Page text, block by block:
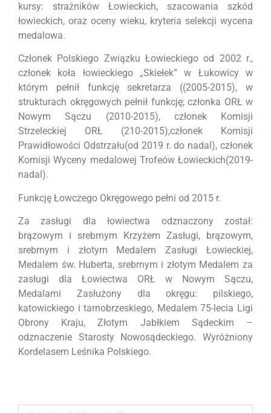
kursy: strażników Łowieckich, szacowania szkód
łowieckich, oraz oceny wieku, kryteria selekcji wycena
medalowa.
Członek Polskiego Związku Łowieckiego od 2002 r.,
członek koła łowieckiego „Skiełek” w Łukowicy w
którym pełnił funkcję sekretarza ((2005-2015), w
strukturach okręgowych pełnił funkcję; członka ORŁ w
Nowym Sączu (2010-2015), członek Komisji
Strzeleckiej ORŁ (210-2015),członek Komisji
Prawidłowości Odstrzału(od 2019 r. do nadal), członek
Komisji Wyceny medalowej Trofeów Łowieckich(2019-
nadal).
Funkcję Łowczego Okręgowego pełni od 2015 r.
Za zasługi dla łowiectwa odznaczony został:
brązowym i srebrnym Krzyżem Zasługi, brązowym,
srebrnym i złotym Medalem Zasługi Łowieckiej,
Medalem św. Huberta, srebrnym i złotym Medalem za
zasługi dla Łowiectwa ORŁ w Nowym Sączu,
Medalami Zasłużony dla okręgu: pilskiego,
katowickiego i tarnobrzeskiego, Medalem 75-lecia Ligi
Obrony Kraju, Złotym Jabłkiem Sądeckim –
odznaczenie Starosty Nowosądeckiego. Wyróżniony
Kordelasem Leśnika Polskiego.